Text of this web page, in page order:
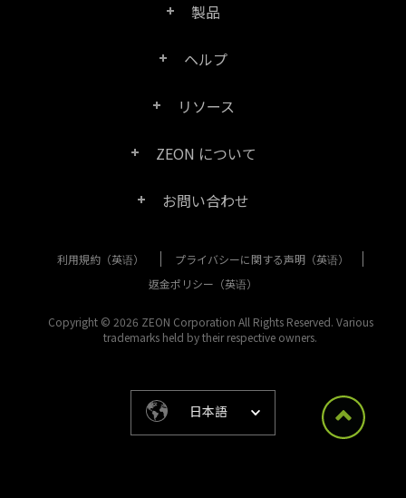
製品
Right PDF Pro
Right PDF Reader (Mobile)
Right PDF SDK
Right PDF Online
ヘルプ
FAQ
エンタープライズ展開ガイド
リソース
製品/ライセンスの比較
SDK リソース (Right PDF Server 用)
古いバージョンのダウンロード
ZEON について
会社概要
メディア報道
成功事例
お問い合わせ
購入相談
カスタマー サービス
利用規約（英语）
プライバシーに関する声明（英语）
返金ポリシー（英语）
Copyright © 2026 ZEON Corporation All Rights Reserved. Various
trademarks held by their respective owners.